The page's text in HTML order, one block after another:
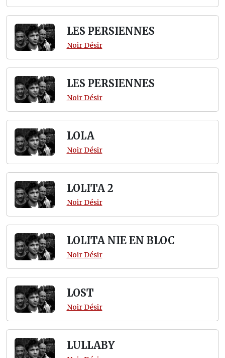
LES PERSIENNES
Noir Désir
LES PERSIENNES
Noir Désir
LOLA
Noir Désir
LOLITA 2
Noir Désir
LOLITA NIE EN BLOC
Noir Désir
LOST
Noir Désir
LULLABY